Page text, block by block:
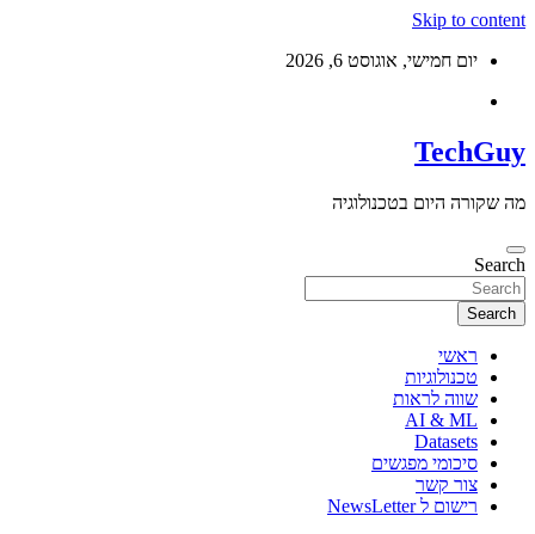
Skip to
יום חמישי, אוגוסט 6, 2026
היום בטכנולוגיה
ראשי
טכנולוגיות
שווה לראות
AI & ML
Datasets
סיכומי מפגשים
צור קשר
רישום ל NewsLetter